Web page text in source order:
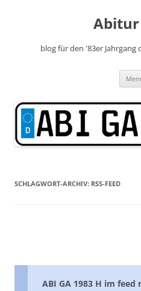
Abitur
blog für den '83er
SCHLAGWORT-ARCHIV: RSS-FEED
ABI GA 1983 H im feed